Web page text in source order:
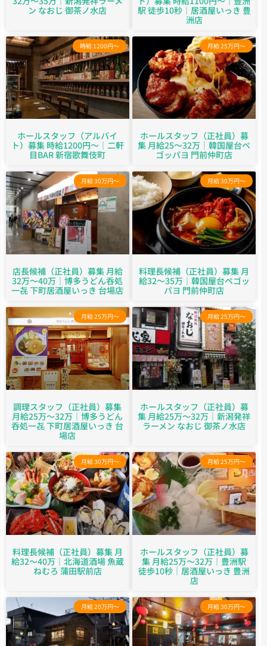
ン なおじ 御茶ノ水店
駅 徒歩10秒｜居酒屋いっき 豊
洲店
時給 1200円～
ホールスタッフ（アルバイ
ト）募集 時給1200円～｜二軒
目BAR 新宿歌舞伎町
月給 25万円～
ホールスタッフ（正社員）募
集 月給25～32万｜韓国屋台ペ
ゴッパヨ 門前仲町店
月給 30万円～
店長候補（正社員）募集 月給
32万～40万｜博多うどん呑処
一㐂 下町居酒屋いっき 台場店
月給 30万円～
料理長候補（正社員）募集 月
給32～35万｜韓国屋台ペゴッ
パヨ 門前仲町店
月給 25万円～
調理スタッフ（正社員）募集
月給25万～32万｜博多うどん
呑処一㐂 下町居酒屋いっき 台
場店
月給 25万円～
ホールスタッフ（正社員）募
集 月給25万～32万｜新潟発祥
ラーメン なおじ 御茶ノ水店
月給 30万円～
料理長候補（正社員）募集 月
給32～40万｜北海道酒場 魚蔵
ねむろ 蒲田駅前店
月給 25万円～
ホールスタッフ（正社員）募
集 月給25万～32万｜豊洲駅
徒歩10秒｜居酒屋いっき 豊洲
店
月給 20万円～ 月給 30万円～